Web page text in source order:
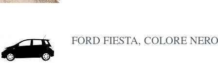
FORD FIESTA, COLORE